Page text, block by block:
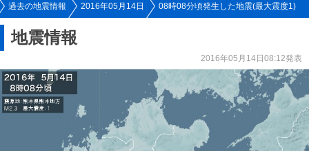
過去の地震情報 2016年05月14日 08時08分頃発生した地震(最大震度1)
地震情報
2016年05月14日08:12発表